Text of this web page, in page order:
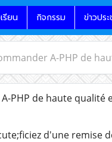
รียน กิจกรรม ข่าวปร
A-PHP de
PHP de haute qualité
d'une remise